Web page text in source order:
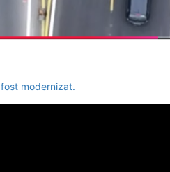
modernizat.